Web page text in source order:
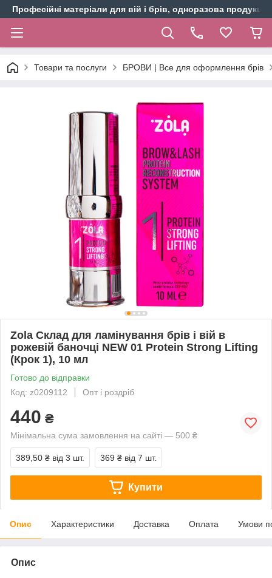
Професійні матеріали для вій і брів, одноразова продукція
Товари та послуги БРОВИ | Все для оформлення брів
Zola Склад для ламінування брів і вій в
рожевій баночці NEW 01 Protein Strong Lifting
(Крок 1), 10 мл
Готово до відправки
Код: z0209112
Опт і роздріб
440 ₴
Мінімальна сума замовлення на сайті — 500 ₴
389,50 ₴ від 3 шт. 369 ₴ від 7 шт.
Купити
Опис Характеристики Доставка Оплата Умови
Опис